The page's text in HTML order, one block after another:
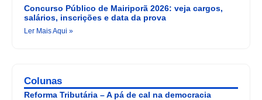
Concurso Público de Mairiporã 2026: veja cargos,
salários, inscrições e data da prova
Ler Mais Aqui »
Colunas
Reforma Tributária – A pá de cal na democracia